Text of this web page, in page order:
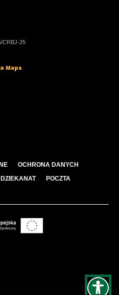
25
Maps
OCHRONA DANYCH
POCZTA